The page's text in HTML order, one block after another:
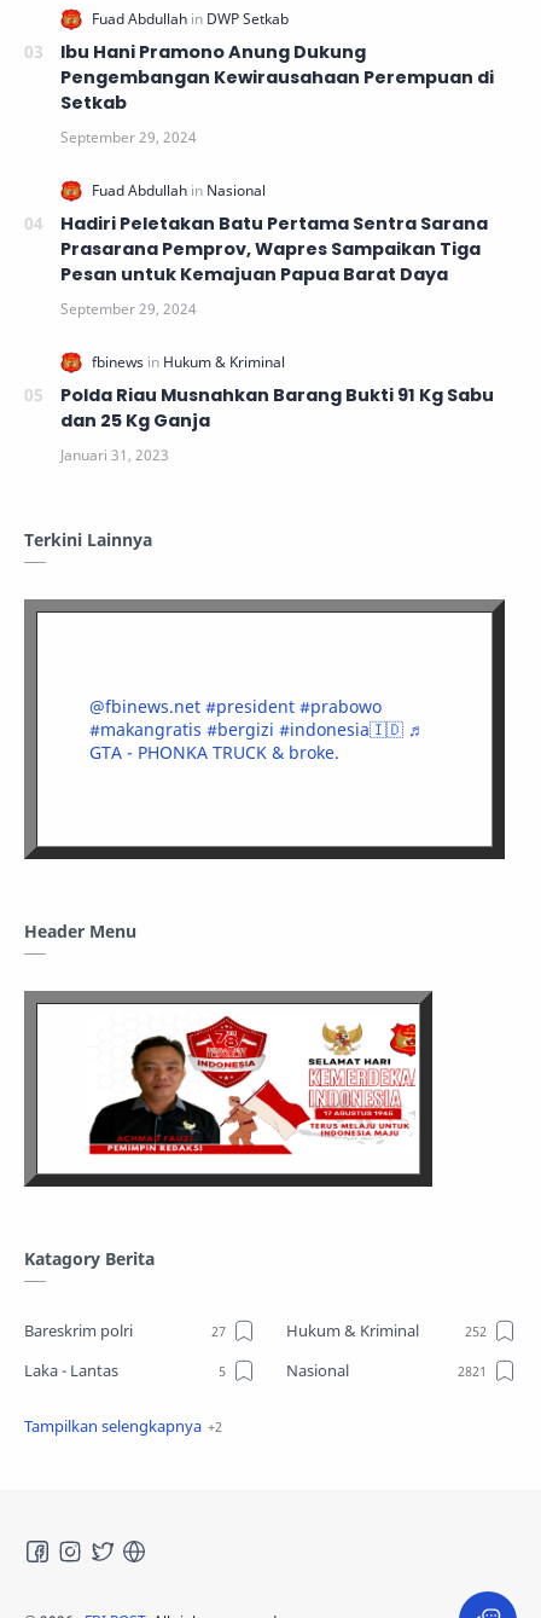
Ibu Hani Pramono Anung Dukung
Pengembangan Kewirausahaan Perempuan di
Setkab
Hadiri Peletakan Batu Pertama Sentra Sarana
Prasarana Pemprov, Wapres Sampaikan Tiga
Pesan untuk Kemajuan Papua Barat Daya
Polda Riau Musnahkan Barang Bukti 91 Kg Sabu
dan 25 Kg Ganja
Terkini Lainnya
@fbinews.net #president #prabowo
#makangratis #bergizi #indonesia🇮🇩 ♬
GTA - PHONKA TRUCK & broke.
Header Menu
Katagory Berita
Bareskrim polri
Hukum & Kriminal
Laka - Lantas
Nasional